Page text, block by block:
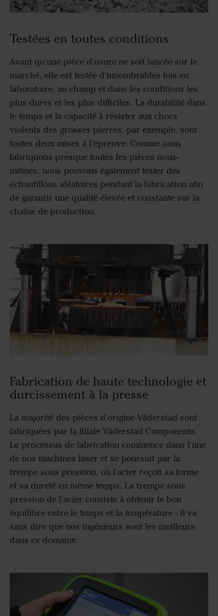
Testées en toutes conditions
Avant qu'une pièce d'usure ne soit lancée sur le
marché, elle est testée d'innombrables fois en
laboratoire, au champ et dans les conditions les
plus dures et les plus difficiles. La durabilité dans
le temps et la capacité à résister aux chocs
violents des grosses pierres, par exemple, sont
toutes deux mises à l'épreuve. Comme nous
fabriquons presque toutes les pièces nous-
mêmes, nous pouvons également tester des
échantillons aléatoires pendant la fabrication afin
de garantir une qualité élevée et constante sur la
chaîne de production.
Fabrication de haute technologie et
durcissement à la presse
La majorité des pièces d'origine Väderstad sont
fabriquées par la filiale Väderstad Components.
Le processus de fabrication commence dans l'une
de nos machines laser et se poursuit par la
trempe sous pression, où l'acier reçoit sa forme
et sa dureté en même temps. La trempe sous
pression de l'acier consiste à obtenir le bon
équilibre entre le temps et la température - il va
sans dire que nos ingénieurs sont les meilleurs
dans ce domaine.